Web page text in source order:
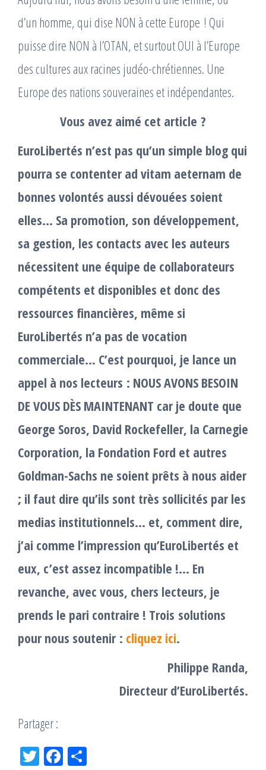
d’un homme, qui dise NON à cette Europe ! Qui
puisse dire NON à l’OTAN, et surtout OUI à l’Europe
des cultures aux racines judéo-chrétiennes. Une
Europe des nations souveraines et indépendantes.
Vous avez aimé cet article ?
EuroLibertés n’est pas qu’un simple blog qui
pourra se contenter ad vitam aeternam de
bonnes volontés aussi dévouées soient
elles… Sa promotion, son développement,
sa gestion, les contacts avec les auteurs
nécessitent une équipe de collaborateurs
compétents et disponibles et donc des
ressources financières, même si
EuroLibertés n’a pas de vocation
commerciale… C’est pourquoi, je lance un
appel à nos lecteurs : NOUS AVONS BESOIN
DE VOUS DÈS MAINTENANT car je doute que
George Soros, David Rockefeller, la Carnegie
Corporation, la Fondation Ford et autres
Goldman-Sachs ne soient prêts à nous aider
; il faut dire qu’ils sont très sollicités par les
medias institutionnels… et, comment dire,
j’ai comme l’impression qu’EuroLibertés et
eux, c’est assez incompatible !… En
revanche, avec vous, chers lecteurs, je
prends le pari contraire ! Trois solutions
pour nous soutenir : cliquez ici.
Philippe Randa,
Directeur d’EuroLibertés.
Partager :
Tw Fac